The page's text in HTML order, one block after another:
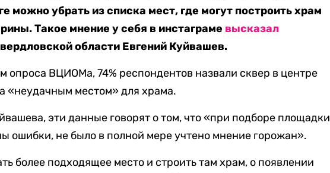
можно убрать из списка мест, где могут построить храм
Такое мнение у себя в инстаграме высказал
области Евгений Куйвашев.
опроса ВЦИОМа, 74% респондентов назвали сквер в центре
«неудачным местом» для храма.
эти данные говорят о том, что «при подборе площадки
ошибки, не было в полной мере учтено мнение горожан».
более подходящее место и строить там храм, о появлении